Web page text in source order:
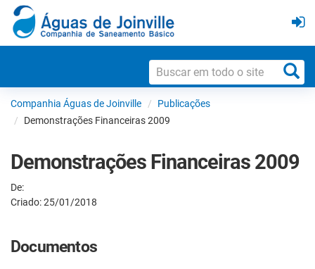
Companhia Águas de Joinville
Publicações
Demonstrações Financeiras 2009
Demonstrações Financeiras 2009
De:
Criado: 25/01/2018
Documentos